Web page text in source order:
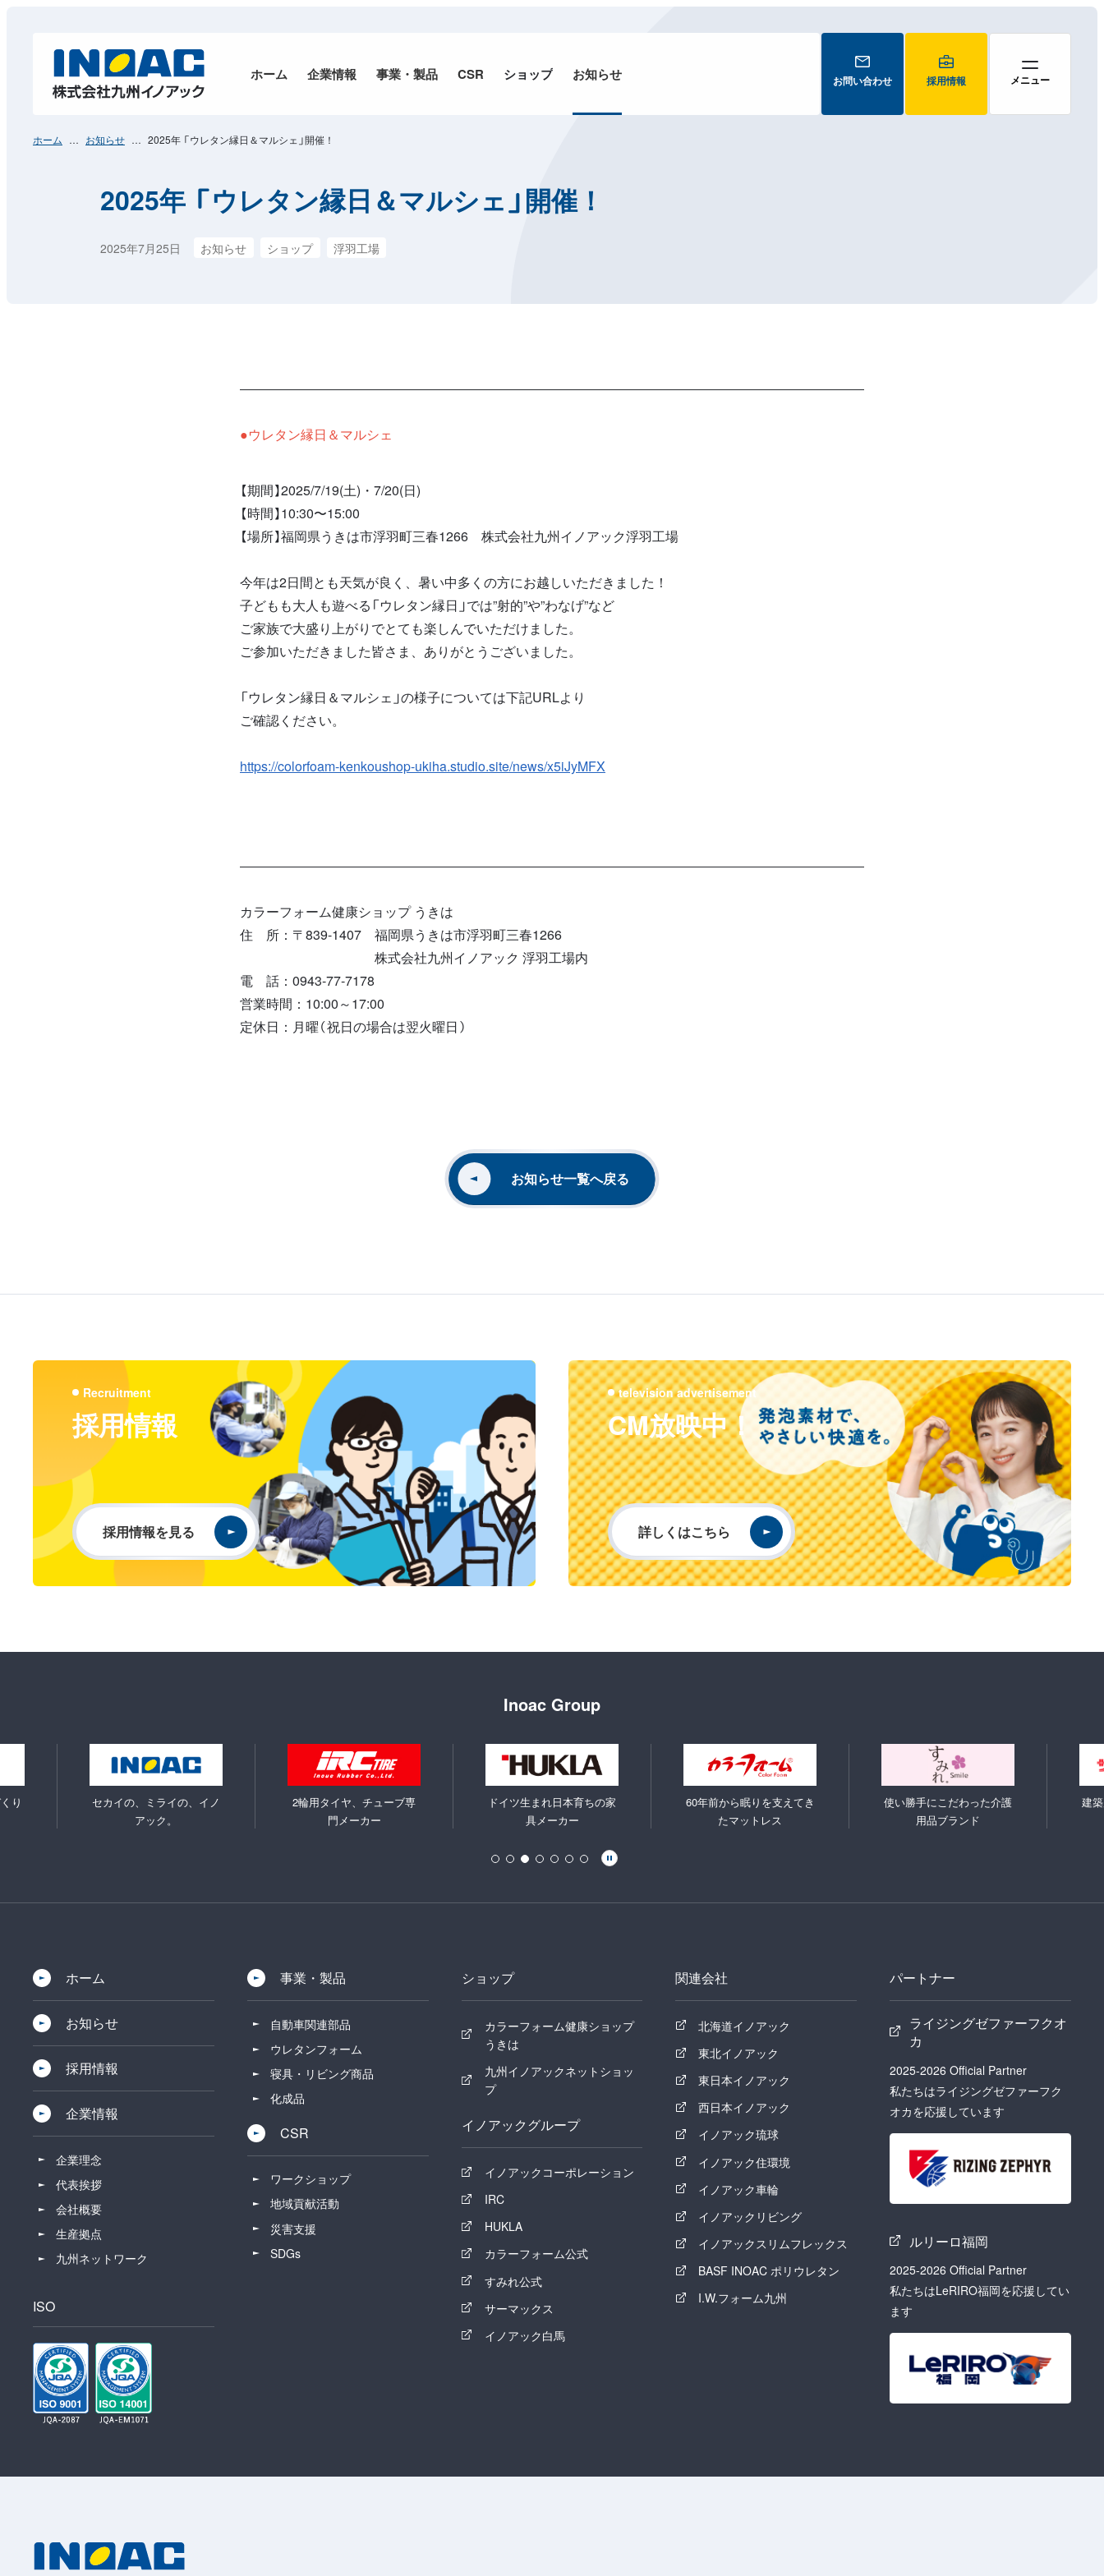
ホーム 企業情報 事業・ 製品 CSR ショップ お知らせ お問い合わせ 採用情報
ホーム お知らせ 2025年 「ウレタン縁日＆マルシェ」開催！
2025年 「ウレタン縁日＆マルシェ」開催！
2025年7月25日 お知らせ ショップ 浮羽工場
●ウレタン縁日＆マルシェ
【期間】2025/7/19(土)・7/20(日)
【時間】10:30〜15:00
【場所】福岡県うきは市浮羽町三春1266 株式会社九州イノアック浮羽工場
今年は2日間とも天気が良く、暑い中多くの方にお越しいただきました！
子どもも大人も遊べる「ウレタン縁日」では”射的”や”わなげ”など
ご家族で大盛り上がりでとても楽しんでいただけました。
ご参加いただきました皆さま、ありがとうございました。
「ウレタン縁日＆マルシェ」の様子については下記URLより
ご確認ください。
https://colorfoam-kenkoushop-ukiha.studio.site/news/x5iJyMFX
カラーフォーム健康ショップ うきは
住 所：〒839-1407 福岡県うきは市浮羽町三春1266
株式会社九州イノアック 浮羽工場内
電 話：0943‐77‐7178
営業時間：10:00～17:00
定休日：月曜（祝日の場合は翌火曜日）
お知らせ一覧へ戻る
Recruitment
採用情報
採用情報を見る
television advertisement
CM放映中！
詳しくはこちら
Inoac Group
り
セカイの、ミライの、イノ
アック。
2輪用タイヤ、チューブ専
門メーカー
ドイツ生まれ日本育ちの家
具メーカー
60年前から眠りを支えてき
たマットレス
使い勝手にこだわった介護
用品ブランド
建
ホーム
お知らせ
採用情報
企業情報
企業理念
代表挨拶
会社概要
生産拠点
九州ネットワーク
ISO
事業・製品
自動車関連部品
ウレタンフォーム
寝具・リビング商品
化成品
CSR
ワークショップ
地域貢献活動
災害支援
SDGs
ショップ
カラーフォーム健康ショップ
うきは
九州イノアックネットショッ
プ
イノアックグループ
イノアックコーポレーション
IRC
HUKLA
カラーフォーム公式
すみれ公式
サーマックス
イノアック白馬
関連会社
北海道イノアック
東北イノアック
東日本イノアック
西日本イノアック
イノアック琉球
イノアック住環境
イノアック車輪
イノアックリビング
イノアックスリムフレックス
BASF INOAC ポリウレタン
I.W.フォーム九州
パートナー
ライジングゼファーフクオ
カ
2025-2026 Official Partner
私たちはライジングゼファーフク
オカを応援しています
ルリーロ福岡
2025-2026 Official Partner
私たちはLeRIRO福岡を応援してい
ます